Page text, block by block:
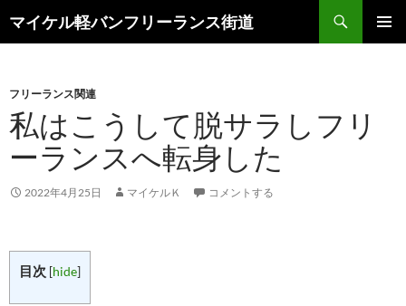
マイケル軽バンフリーランス街道
索
ン
ツ
へ
ッ
フリーランス関連
私はこうして脱サラしフリ
ーランスへ転身した
2022年4月25日 マイケルＫ コメントする
目次 [hide]